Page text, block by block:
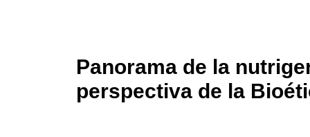
Panorama de la
perspectiva de la